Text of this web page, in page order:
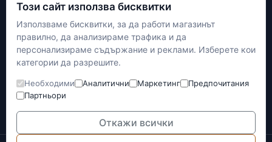
КОНТАКТИ
+(359) 898 719431
contact.maxshop.bg@gmail.com
улица Панайот Волов 42, Шумен
Наложен платеж
Банков превод
Доставка с Еконт
Този сайт използва бисквитки
Използваме бисквитки, за да работи магазинът
правилно, да анализираме трафика и да
персонализираме съдържание и реклами. Изберете кои
категории да разрешите.
Необходими Аналитични Маркетинг
Предпочитания
Партньори
Откажи всички